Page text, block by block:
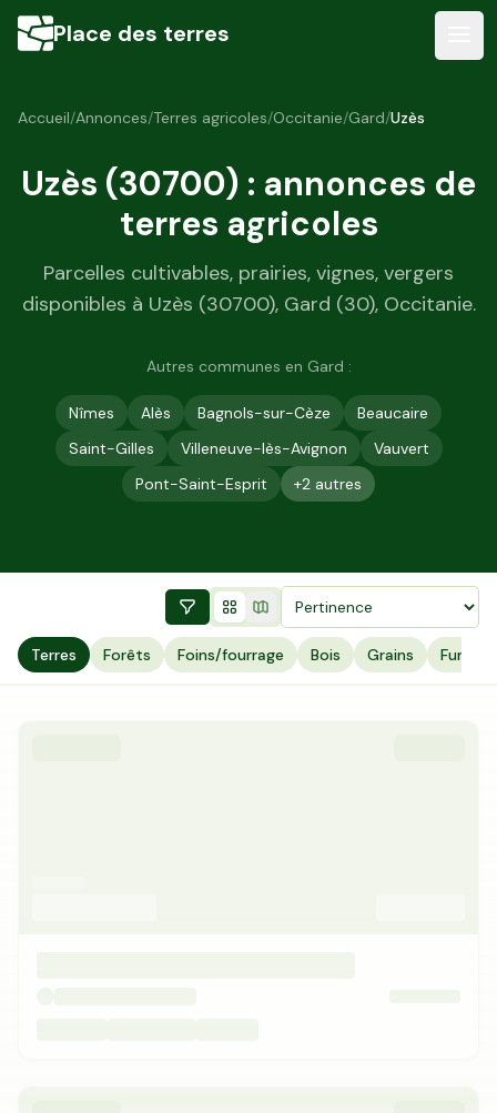
Place des terres
Accueil/Annonces/Terres agricoles/Occitanie/Gard/Uzès
Uzès (30700) : annonces de
terres agricoles
Parcelles cultivables, prairies, vignes, vergers
disponibles à Uzès (30700), Gard (30), Occitanie.
Autres communes en Gard :
Nîmes Alès Bagnols-sur-Cèze
Beaucaire
Saint-Gilles
Villeneuve-lès-Avignon
Vauvert
Pont-Saint-Esprit
+2 autres
Terres Forêts Foins/fourrage Bois Grains Fumier